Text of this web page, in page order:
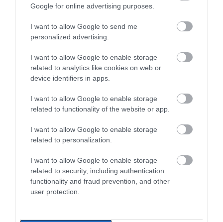
Google for online advertising purposes.
I want to allow Google to send me
personalized advertising.
I want to allow Google to enable storage
related to analytics like cookies on web or
device identifiers in apps.
I want to allow Google to enable storage
related to functionality of the website or app.
I want to allow Google to enable storage
related to personalization.
I want to allow Google to enable storage
related to security, including authentication
functionality and fraud prevention, and other
user protection.
Τραγωδία στην Εύβοια: Νεκρή ανασύρθηκε
γυναίκα από τη θάλασσα
11.07.2026 | 15:40